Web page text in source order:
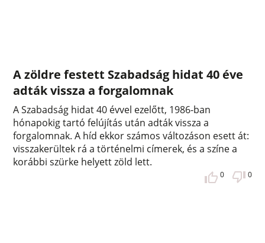
A zöldre festett Szabadság hidat 40 éve
adták vissza a forgalomnak
A Szabadság hidat 40 évvel ezelőtt, 1986-ban
hónapokig tartó felújítás után adták vissza a
forgalomnak. A híd ekkor számos változáson esett át:
visszakerültek rá a történelmi címerek, és a színe a
korábbi szürke helyett zöld lett.
0 0